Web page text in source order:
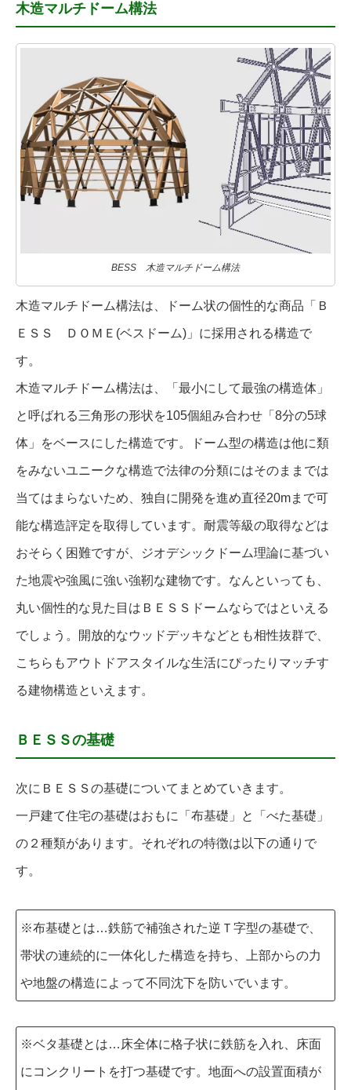
木造マルチドーム構法
BESS 木造マルチドーム構法
木造マルチドーム構法は、ドーム状の個性的な商品「Ｂ
ＥＳＳ ＤＯＭＥ(ベスドーム)」に採用される構造で
す。
木造マルチドーム構法は、「最小にして最強の構造体」
と呼ばれる三角形の形状を105個組み合わせ「8分の5球
体」をベースにした構造です。ドーム型の構造は他に類
をみないユニークな構造で法律の分類にはそのままでは
当てはまらないため、独自に開発を進め直径20mまで可
能な構造評定を取得しています。耐震等級の取得などは
おそらく困難ですが、ジオデシックドーム理論に基づい
た地震や強風に強い強靭な建物です。なんといっても、
丸い個性的な見た目はＢＥＳＳドームならではといえる
でしょう。開放的なウッドデッキなどとも相性抜群で、
こちらもアウトドアスタイルな生活にぴったりマッチす
る建物構造といえます。
ＢＥＳＳの基礎
次にＢＥＳＳの基礎についてまとめていきます。
一戸建て住宅の基礎はおもに「布基礎」と「べた基礎」
の２種類があります。それぞれの特徴は以下の通りで
す。
※布基礎とは…鉄筋で補強された逆Ｔ字型の基礎で、
帯状の連続的に一体化した構造を持ち、上部からの力
や地盤の構造によって不同沈下を防いでいます。
※ベタ基礎とは…床全体に格子状に鉄筋を入れ、床面
にコンクリートを打つ基礎です。地面への設置面積が